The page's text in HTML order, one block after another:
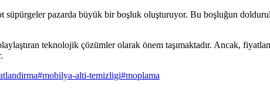
pazarda büyük bir boşluk oluşturuyor. Bu boşluğun
teknolojik çözümler olarak önem taşımaktadır. Ancak,
#mobilya-alti-temizligi#moplama